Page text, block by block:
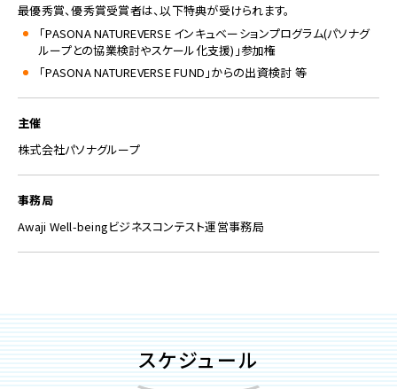
最優秀賞、優秀賞受賞者は、以下特典が受けられます。
「PASONA NATUREVERSE インキュベーションプログラム(パソナグ
ループとの協業検討やスケール化支援)」参加権
「PASONA NATUREVERSE FUND」からの出資検討 等
主催
株式会社パソナグループ
事務局
Awaji Well-beingビジネスコンテスト運営事務局
スケジュール